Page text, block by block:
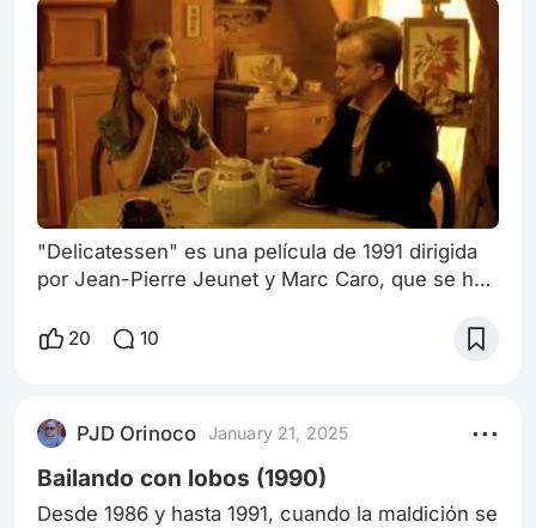
"Delicatessen" es una película de 1991 dirigida
por Jean-Pierre Jeunet y Marc Caro, que se ha
gracias a su estilo visual distintivo y su narrativa
alimentos convierte a la sociedad en un espacio
oscuro y grotesco. La película mezcla comedia,
drama y un toque de terror
20 10
PJD Orinoco January 21, 2025
Bailando con lobos (1990)
Desde 1986 y hasta 1991, cuando la maldición se